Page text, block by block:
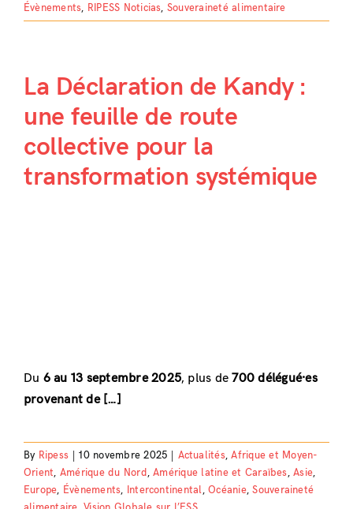
Évènements, RIPESS Noticias, Souveraineté alimentaire
La Déclaration de Kandy :
une feuille de route
collective pour la
transformation systémique
Du 6 au 13 septembre 2025, plus de700 délégué·es
provenant de […]
By Ripess 10 novembre 2025 Actualités,Afrique et Moyen-
Orient, Amérique du Nord,Amérique latine et Caraïbes,Asie,
Europe, Évènements, Intercontinental,Océanie,Souveraineté